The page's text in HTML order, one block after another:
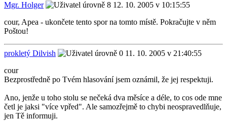
Mgr. Holger
12. 10. 2005 v 10:15:55
cour, Apea - ukončete tento spor na tomto místě. Pokračujte v něm
Poštou!
prokletý Dilvish
11. 10. 2005 v 21:40:55
cour
Bezprostředně po Tvém hlasování jsem oznámil, že jej respektuji.
Ano, jenže u toho stolu se nečeká dva měsíce a déle, to cos ode mne
četl je jaksi "více vpřed". Ale samozřejmě to chybi neospravedlňuje,
jen Tě informuji.